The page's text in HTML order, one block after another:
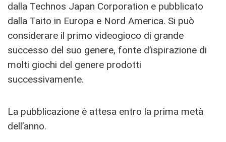
dalla Technos Japan Corporation e pubblicato
dalla Taito in Europa e Nord America. Si può
considerare il primo videogioco di grande
successo del suo genere, fonte d’ispirazione di
molti giochi del genere prodotti
successivamente.
La pubblicazione è attesa entro la prima metà
dell’anno.